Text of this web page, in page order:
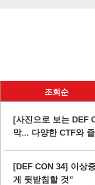
조회순
[사진으로 보는 DEF
막... 다양한 CTF와
[DEF CON 34] 이상
게 뒷받침할 것”